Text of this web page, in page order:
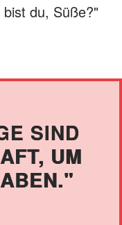
du, Süße?"
SIND
UM